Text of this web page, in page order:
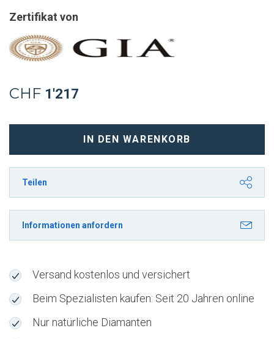
Zertifikat von
CHF 1'217
0.31
Karat
D
VVS2
Gratislieferung
-
X2K2MKT
Menge
IN DEN WARENKORB
Teilen
Informationen anfordern
Versand kostenlos und versichert
Beim Spezialisten kaufen: Seit 20 Jahren online
Nur natürliche Diamanten